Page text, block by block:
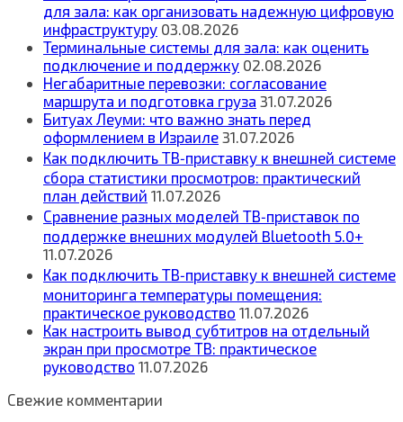
для зала: как организовать надежную цифровую
инфраструктуру 03.08.2026
Терминальные системы для зала: как оценить
подключение и поддержку 02.08.2026
Негабаритные перевозки: согласование
маршрута и подготовка груза 31.07.2026
Битуах Леуми: что важно знать перед
оформлением в Израиле 31.07.2026
Как подключить ТВ‑приставку к внешней системе
сбора статистики просмотров: практический
план действий 11.07.2026
Сравнение разных моделей ТВ‑приставок по
поддержке внешних модулей Bluetooth 5.0+
11.07.2026
Как подключить ТВ‑приставку к внешней системе
мониторинга температуры помещения:
практическое руководство 11.07.2026
Как настроить вывод субтитров на отдельный
экран при просмотре ТВ: практическое
руководство 11.07.2026
Свежие комментарии